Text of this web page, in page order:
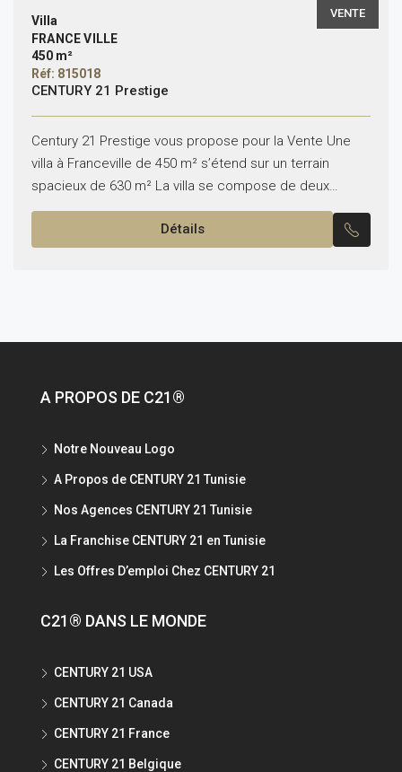
VENTE
Villa
FRANCE VILLE
450 m²
Réf: 815018
CENTURY 21 Prestige
Century 21 Prestige vous propose pour la Vente Une
villa à Franceville de 450 m² s’étend sur un terrain
spacieux de 630 m² La villa se compose de deux
niveaux, chacun avec...
Détails
A PROPOS DE C21®
Notre Nouveau Logo
A Propos de CENTURY 21 Tunisie
Nos Agences CENTURY 21 Tunisie
La Franchise CENTURY 21 en Tunisie
Les Offres D’emploi Chez CENTURY 21
C21® DANS LE MONDE
CENTURY 21 USA
CENTURY 21 Canada
CENTURY 21 France
CENTURY 21 Belgique